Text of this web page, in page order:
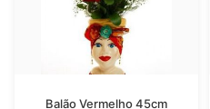
Balão Vermelho 45cm